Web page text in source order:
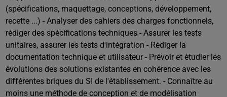
(spécifications, maquettage, conceptions, développement,
recette ...) - Analyser des cahiers des charges fonctionnels,
rédiger des spécifications techniques - Assurer les tests
unitaires, assurer les tests d'intégration - Rédiger la
documentation technique et utilisateur - Prévoir et étudier les
évolutions des solutions existantes en cohérence avec les
différentes briques du SI de l'établissement. - Connaître au
moins une méthode de conception et de modélisation